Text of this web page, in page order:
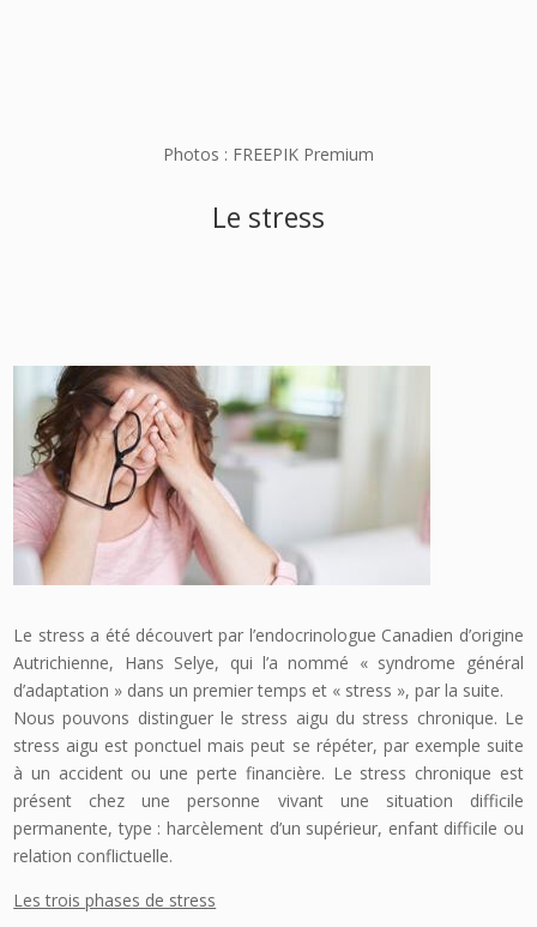
Photos : FREEPIK Premium
Le stress
Le stress a été découvert par l’endocrinologue Canadien d’origine
Autrichienne, Hans Selye, qui l’a nommé « syndrome général
d’adaptation » dans un premier temps et « stress », par la suite.
Nous pouvons distinguer le stress aigu du stress chronique. Le
stress aigu est ponctuel mais peut se répéter, par exemple suite
à un accident ou une perte financière. Le stress chronique est
présent chez une personne vivant une situation difficile
permanente, type : harcèlement d’un supérieur, enfant difficile ou
relation conflictuelle.
Les trois phases de stress